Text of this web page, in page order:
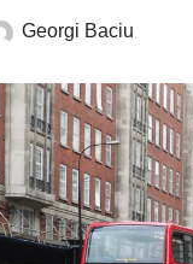
Georgi Baciu